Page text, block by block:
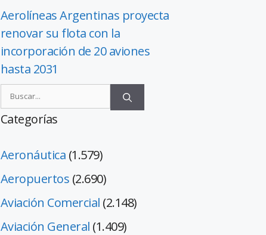
Aerolíneas Argentinas proyecta
renovar su flota con la
incorporación de 20 aviones
hasta 2031
Categorías
Aeronáutica (1.579)
Aeropuertos (2.690)
Aviación Comercial (2.148)
Aviación General (1.409)